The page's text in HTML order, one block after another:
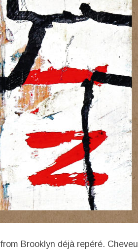
Brooklyn déjà repéré. Cheveu